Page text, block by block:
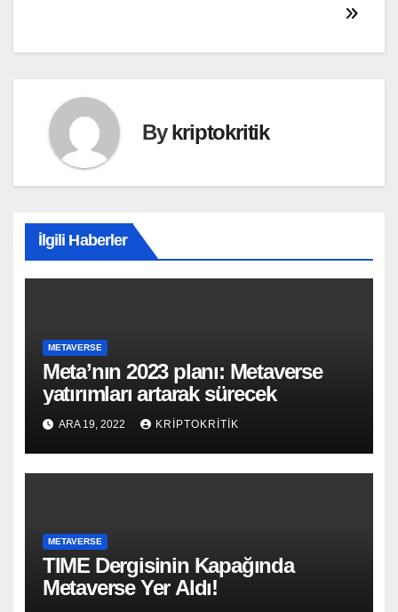
Bykriptokritik
İlgili Haberler
METAVERSE
Meta’nın 2023 planı: Metaverse
yatırımları artarak sürecek
ARA 19, 2022 KRIPTOKRITIK
METAVERSE
TIME Dergisinin Kapağında
Metaverse Yer Aldı!